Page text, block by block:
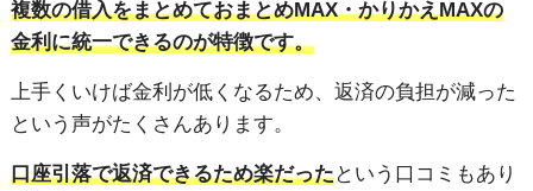
複数の借入をまとめておまとめMAX・かりかえMAXの
金利に統一できるのが特徴です。
上手くいけば金利が低くなるため、返済の負担が減った
という声がたくさんあります。
口座引落で返済できるため楽だったという口コミもあり